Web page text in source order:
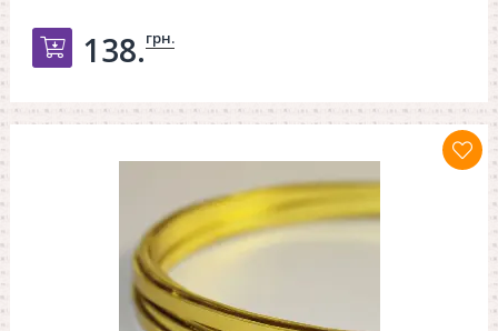
Добавить в корзину
138.грн.